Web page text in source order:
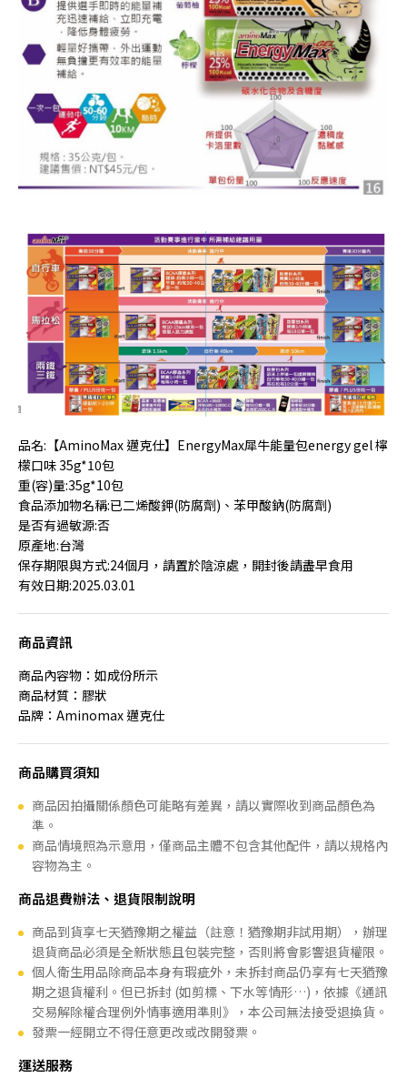
品名:【AminoMax 邁克仕】EnergyMax犀牛能量包energy gel 檸
檬口味 35g*10包
重(容)量:35g*10包
食品添加物名稱:已二烯酸鉀(防腐劑)、苯甲酸鈉(防腐劑)
是否有過敏源:否
原產地:台灣
保存期限與方式:24個月 ，請置於陰涼處，開封後請盡早食用
有效日期:2025.03.01
商品資訊
商品內容物：如成份所示
商品材質：膠狀
品牌：Aminomax 邁克仕
商品購買須知
商品因拍攝關係顏色可能略有差異，請以實際收到商品顏色為
準。
商品情境照為示意用，僅商品主體不包含其他配件，請以規格內
容物為主。
商品退費辦法、退貨限制說明
商品到貨享七天猶豫期之權益（註意！猶豫期非試用期），辦理
退貨商品必須是全新狀態且包裝完整，否則將會影響退貨權限。
個人衛生用品除商品本身有瑕疵外，未拆封商品仍享有七天猶豫
期之退貨權利。但已拆封 (如剪標、下水等情形…)，依據《通訊
交易解除權合理例外情事適用準則》，本公司無法接受退換貨。
發票一經開立不得任意更改或改開發票。
運送服務